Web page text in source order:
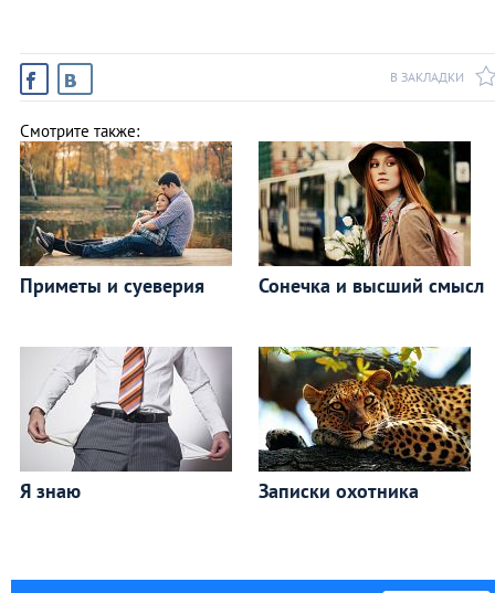
В ЗАКЛАДКИ
Смотрите также:
Приметы и суеверия Сонечка и высший смысл
Я знаю Записки охотника